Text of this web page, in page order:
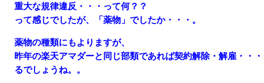
重大な規律違反・・・って何？？
って感じでしたが、「薬物」でしたか・・・。
薬物の種類にもよりますが、
昨年の楽天アマダーと同じ部類であれば契約解除・解雇・・
るでしょうね。。